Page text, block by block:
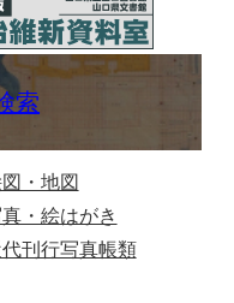
索
・地図
・絵はがき
刊行写真帳類